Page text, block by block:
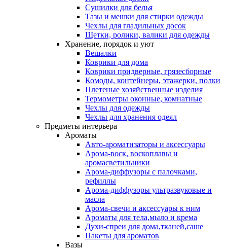
Сушилки для белья
Тазы и мешки для стирки одежды
Чехлы для гладильных досок
Щетки, ролики, валики для одежды
Хранение, порядок и уют
Вешалки
Коврики для дома
Коврики придверные, грязесборные
Комоды, контейнеры, этажерки, полки
Плетеные хозяйственные изделия
Термометры оконные, комнатные
Чехлы для одежды
Чехлы для хранения одеял
Предметы интерьера
Ароматы
Авто-ароматизаторы и аксессуары
Арома-воск, воскоплавы и
аромасветильники
Арома-диффузоры с палочками,
рефиллы
Арома-диффузоры ультразвуковые и
масла
Арома-свечи и аксессуары к ним
Ароматы для тела,мыло и крема
Духи-спреи для дома,тканей,саше
Пакеты для ароматов
Вазы